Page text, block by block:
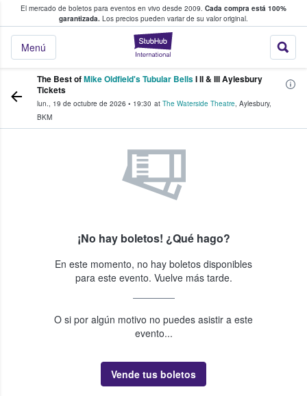
El mercado de boletos para eventos en vivo desde 2009. Cada compra está 100%
garantizada. Los precios pueden variar de su valor original.
StubHub: donde
Menú
fans compran y venden boletos
The Best ofMike Oldfield's Tubular BellsI II & III Aylesbury
Tickets
lun., 19 de octubre de 2026 • 19:30 at The Waterside Theatre, Aylesbury,
BKM
¡No hay boletos! ¿Qué hago?
En este momento, no hay boletos disponibles
para este evento. Vuelve más tarde.
O si por algún motivo no puedes asistir a este
evento...
Vende tus boletos